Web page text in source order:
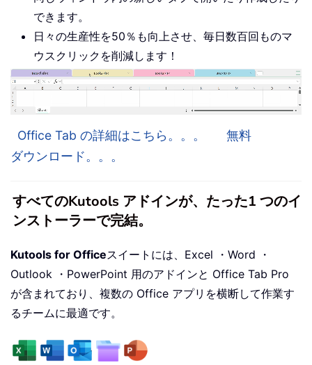
できます。
日々の生産性を50％も向上させ、毎日数百回ものマ
ウスクリックを削減します！
Office Tab の詳細はこちら。。。
無料
ダウンロード。。。
すべてのKutools アドインが、たった1 つのイ
ンストーラーで完結。
Kutools for Officeスイートには、Excel ・Word ・
Outlook ・PowerPoint 用のアドインと Office Tab Pro
が含まれており、複数の Office アプリを横断して作業す
るチームに最適です。